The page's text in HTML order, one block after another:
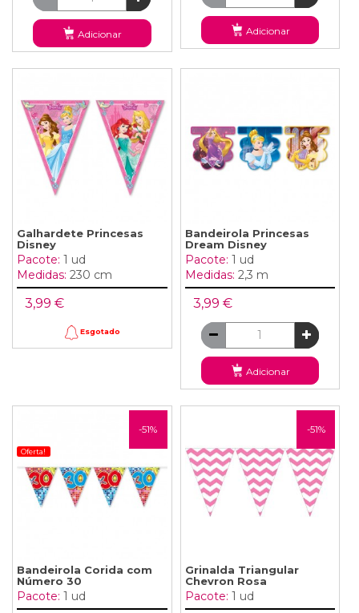
Adicionar Adicionar
Galhardete Princesas
Disney
Pacote: 1 ud
Medidas: 230 cm
3,99 €
Esgotado
Bandeirola Princesas
Dream Disney
Pacote: 1 ud
Medidas: 2,3 m
3,99 €
Adicionar
-51%
Oferta!
Bandeirola Corida com
Número 30
Pacote: 1 ud
-51%
Grinalda Triangular
Chevron Rosa
Pacote: 1 ud